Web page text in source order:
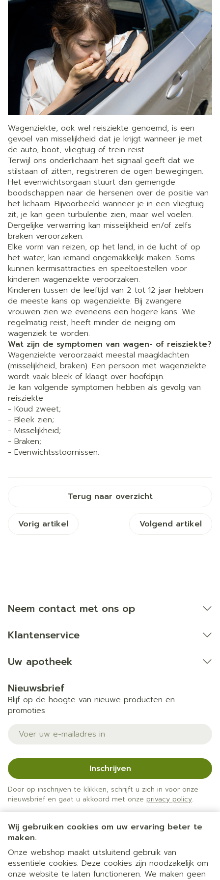
Wij gebruiken cookies om uw ervaring beter te
maken.
Onze webshop maakt uitsluitend gebruik van
essentiële cookies. Deze cookies zijn noodzakelijk om
onze website te laten functioneren. We maken geen
Wagenziekte, ook wel reisziekte genoemd, is een
gevoel van misselijkheid dat je krijgt wanneer je met
de auto, boot, vliegtuig of trein reist.
Terwijl ons onderlichaam het signaal geeft dat we
stilstaan of zitten, registreren de ogen bewegingen.
Het evenwichtsorgaan stuurt dan gemengde
boodschappen naar de hersenen over de positie van
het lichaam. Bijvoorbeeld wanneer je in een vliegtuig
zit, je kan geen turbulentie zien, maar wel voelen.
Dergelijke verwarring kan misselijkheid en/of zelfs
braken veroorzaken.
Elke vorm van reizen, op het land, in de lucht of op
het water, kan iemand ongemakkelijk maken. Soms
kunnen kermisattracties en speeltoestellen voor
kinderen wagenziekte veroorzaken.
Kinderen tussen de leeftijd van 2 tot 12 jaar hebben
de meeste kans op wagenziekte. Bij zwangere
vrouwen zien we eveneens een hogere kans. Wie
regelmatig reist, heeft minder de neiging om
wagenziek te worden.
Wat zijn de symptomen van wagen- of reisziekte?
Wagenziekte veroorzaakt meestal maagklachten
(misselijkheid, braken). Een persoon met wagenziekte
wordt vaak bleek of klaagt over hoofdpijn.
Je kan volgende symptomen hebben als gevolg van
reisziekte:
- Koud zweet;
- Bleek zien;
- Misselijkheid;
- Braken;
- Evenwichtsstoornissen.
Terug naar overzicht
Vorig artikel Volgend artikel
Neem contact met ons op
Klantenservice
Uw apotheek
Nieuwsbrief
Blijf op de hoogte van nieuwe producten en
promoties
E-mail adres
Inschrijven
Door op inschrijven te klikken, schrijft u zich in voor onze
nieuwsbrief en gaat u akkoord met onze privacy policy.